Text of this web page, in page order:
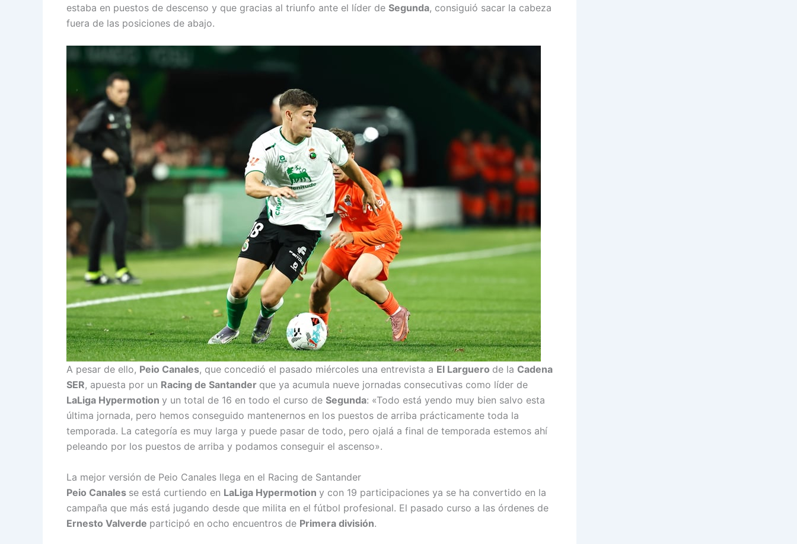
estaba en puestos de descenso y que gracias al triunfo ante el líder de Segunda, consiguió sacar la cabeza
fuera de las posiciones de abajo.
A pesar de ello, Peio Canales, que concedió el pasado miércoles una entrevista a El Larguero de la Cadena
SER, apuesta por un Racing de Santander que ya acumula nueve jornadas consecutivas como líder de
LaLiga Hypermotion y un total de 16 en todo el curso de Segunda: «Todo está yendo muy bien salvo esta
última jornada, pero hemos conseguido mantenernos en los puestos de arriba prácticamente toda la
temporada. La categoría es muy larga y puede pasar de todo, pero ojalá a final de temporada estemos ahí
peleando por los puestos de arriba y podamos conseguir el ascenso».
La mejor versión de Peio Canales llega en el Racing de Santander
Peio Canales se está curtiendo en LaLiga Hypermotion y con 19 participaciones ya se ha convertido en la
campaña que más está jugando desde que milita en el fútbol profesional. El pasado curso a las órdenes de
Ernesto Valverde participó en ocho encuentros de Primera división.